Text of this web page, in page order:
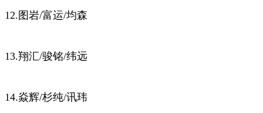
12.图岩/富运/均森
13.翔汇/骏铭/纬远
14.焱辉/杉纯/讯玮